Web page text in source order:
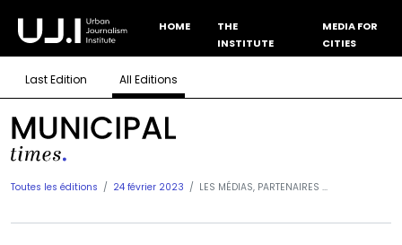
HOME
THE
INSTITUTE
MEDIA FOR
CITIES
Last Edition All Editions
Toutes les éditions 24 février 2023 LES MÉDIAS, PARTENAIRES ...